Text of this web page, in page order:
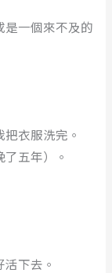
是一個來不及的
衣服洗完。
五年）。
下去。